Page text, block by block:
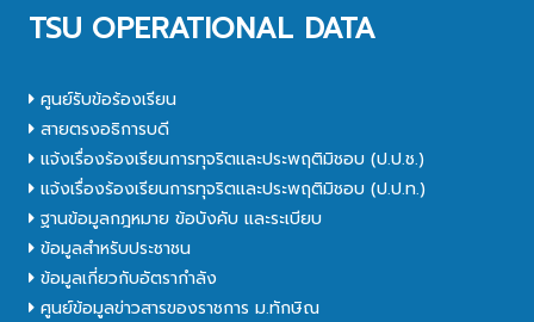
TSU OPERATIONAL DATA
ศูนย์รับข้อร้องเรียน
สายตรงอธิการบดี
แจ้งเรื่องร้องเรียนการทุจริตและประพฤติมิชอบ (ป.ป.ช.)
แจ้งเรื่องร้องเรียนการทุจริตและประพฤติมิชอบ (ป.ป.ท.)
ฐานข้อมูลกฎหมาย ข้อบังคับ และระเบียบ
ข้อมูลสำหรับประชาชน
ข้อมูลเกี่ยวกับอัตรากำลัง
ศูนย์ข้อมูลข่าวสารของราชการ ม.ทักษิณ